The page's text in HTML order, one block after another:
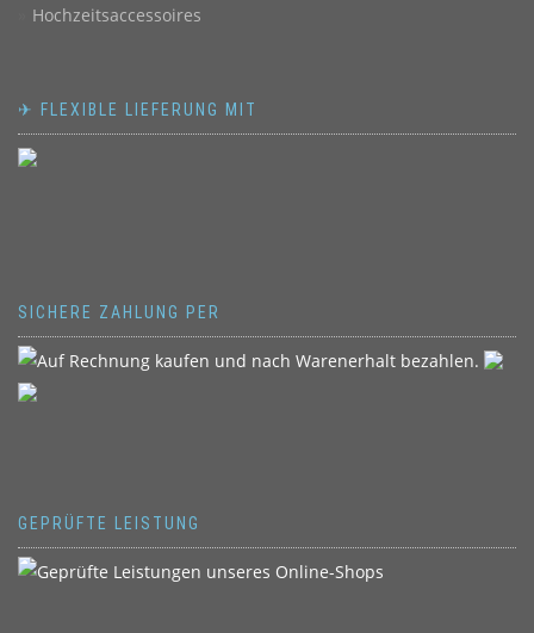
Hochzeitsaccessoires
✈ FLEXIBLE LIEFERUNG MIT
SICHERE ZAHLUNG PER
GEPRÜFTE LEISTUNG